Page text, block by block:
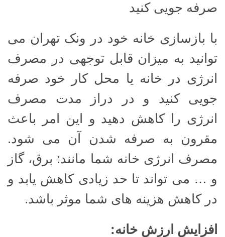
صرفه جویی کنید
با بازسازی خانه خود در ونک تهران می
توانید به میزان قابل توجهی در مصرف
انرژی در خانه یا محل کار خود صرفه
جویی کنید و در دراز مدت مصرف
انرژی را کاهش دهید و این امر باعث
مقرون به صرفه شدن آن می شود.
مصرف انرژی خانه شما مانند: برق، گاز
و … می تواند تا حد زیادی کاهش یابد و
در کاهش هزینه های شما موثر باشد.
افزایش ارزش خانه: